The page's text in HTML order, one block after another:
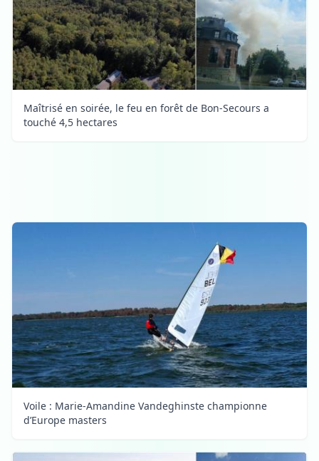
Maîtrisé en soirée, le feu en forêt de Bon-Secours a
touché 4,5 hectares
Voile : Marie-Amandine Vandeghinste championne
d’Europe masters